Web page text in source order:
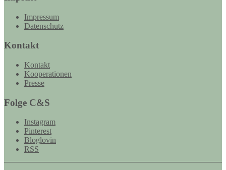
Impressum
Datenschutz
Kontakt
Kontakt
Kooperationen
Presse
Folge C&S
Instagram
Pinterest
Bloglovin
RSS